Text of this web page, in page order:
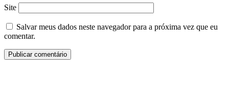
Site
Salvar meus dados neste navegador para a próxima vez que eu
comentar.